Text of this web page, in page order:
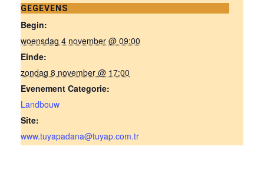
GEGEVENS
Begin:
woensdag 4 november @ 09:00
Einde:
zondag 8 november @ 17:00
Evenement Categorie:
Landbouw
Site:
www.tuyapadana@tuyap.com.tr